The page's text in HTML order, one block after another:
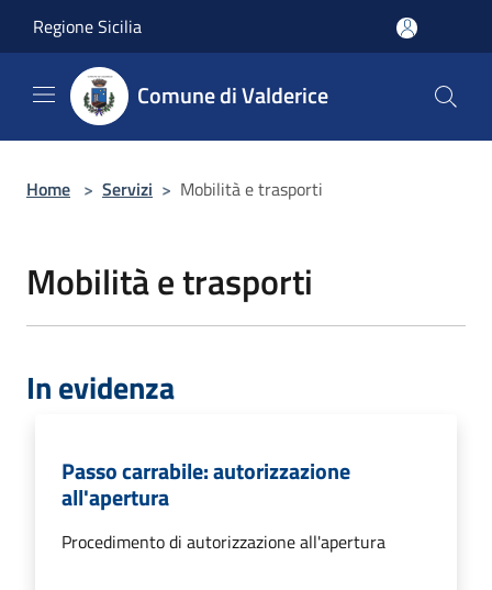
Regione Sicilia
Comune di Valderice
Home > Servizi > Mobilità e trasporti
Mobilità e trasporti
In evidenza
Passo carrabile: autorizzazione
all'apertura
Procedimento di autorizzazione all'apertura